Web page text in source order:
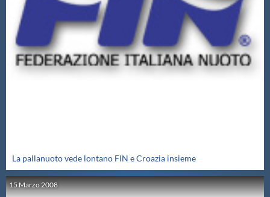
La pallanuoto vede lontano FIN e Croazia insieme
15Marzo2008